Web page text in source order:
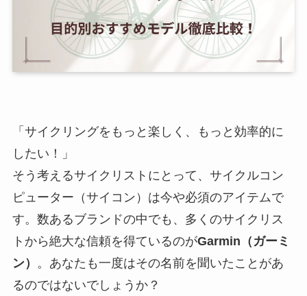
「サイクリングをもっと楽しく、もっと効率的に
したい！」
そう考えるサイクリストにとって、サイクルコン
ピューター（サイコン）は今や必須のアイテムで
す。数あるブランドの中でも、多くのサイクリス
トから絶大な信頼を得ているのがGarmin（ガーミ
ン） 。あなたも一度はその名前を聞いたことがあ
るのではないでしょうか？